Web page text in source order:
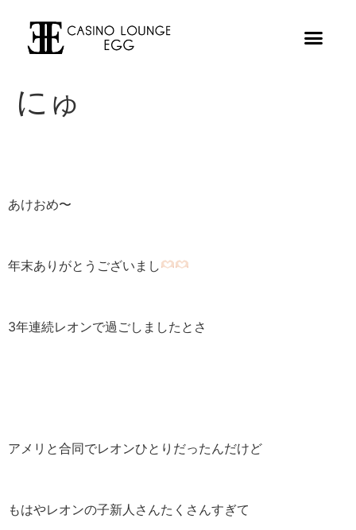
にゅ
あけおめ〜
年末ありがとうございまし
3年連続レオンで過ごしましたとさ
アメリと合同でレオンひとりだったんだけど
もはやレオンの子新人さんたくさんすぎて